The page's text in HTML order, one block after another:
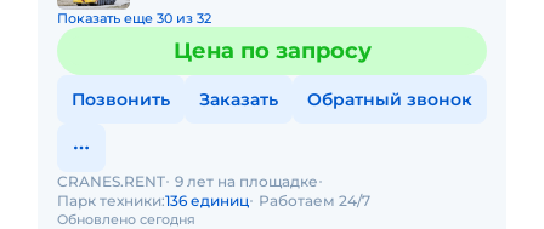
Показать еще 30 из 32
Цена по запросу
Позвонить Заказать Обратный звонок
Обновлено сегодня
CRANES.RENT 9 лет на площадке
Парк техники:136 единиц Работаем 24/7